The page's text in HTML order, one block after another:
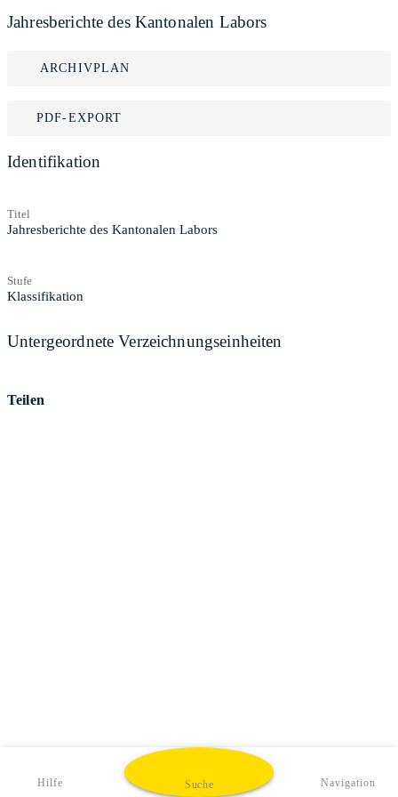
Jahresberichte des Kantonalen Labors
ARCHIVPLAN
PDF-EXPORT
Identifikation
Titel
Jahresberichte des Kantonalen Labors
Stufe
Klassifikation
Untergeordnete Verzeichnungseinheiten
Teilen
Hilfe Suche Navigation